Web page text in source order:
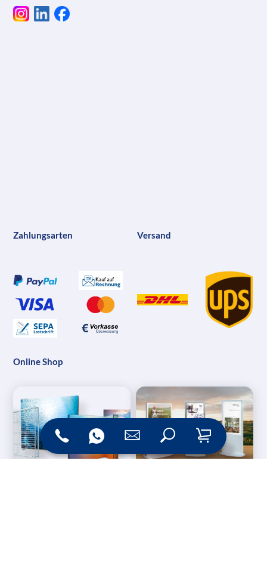
Zahlungsarten Versand
Online Shop